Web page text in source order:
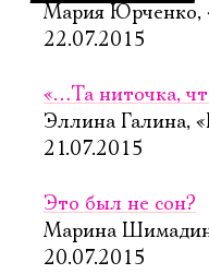
Мария
22.07.2015
«…Та ниточка,
Эллина Галина,
21.07.2015
Это был не сон?
Марина
20.07.2015